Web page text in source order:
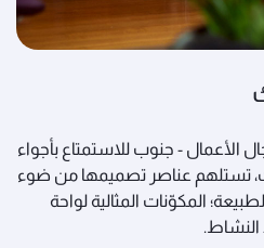
الأعمال - جنوب للاستمتاع بأجواء
تستلهم عناصر تصميمها من ضوء
المكوّنات المثالية لواحة
النشاط.